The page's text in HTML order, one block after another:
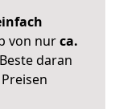
von nurca.
daran